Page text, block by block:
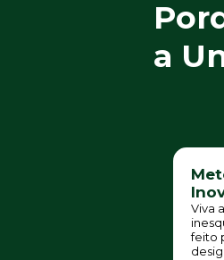
a
Viva
feito